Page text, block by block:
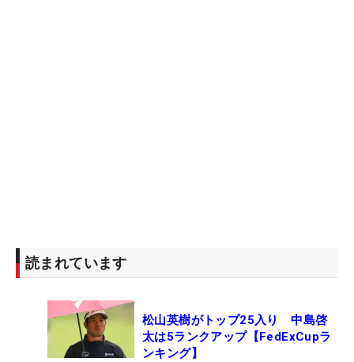
読まれています
松山英樹がトップ25入り 中島啓
太は5ランクアップ【FedExCupラ
ンキング】